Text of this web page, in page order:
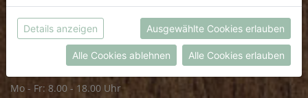
FRISCHMARKT
Öffnungszeiten
Mo - Fr: 8.00 - 18.00 Uhr
möchtest.
Weitere Informationen findest du in unserer
Datenschutzerklärung
bzw. imImpressum
Details anzeigen Ausgewählte Cookies erlauben
Alle Cookies ablehnen Alle Cookies erlauben